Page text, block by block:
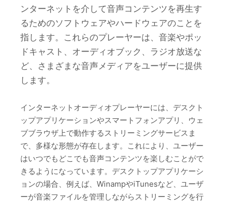
ンターネットを介して音声コンテンツを再生す
るためのソフトウェアやハードウェアのことを
指します。これらのプレーヤーは、音楽やポッ
ドキャスト、オーディオブック、ラジオ放送な
ど、さまざまな音声メディアをユーザーに提供
します。
インターネットオーディオプレーヤーには、デスクト
ップアプリケーションやスマートフォンアプリ、ウェ
ブブラウザ上で動作するストリーミングサービスま
で、多様な形態が存在します。これにより、ユーザー
はいつでもどこでも音声コンテンツを楽しむことがで
きるようになっています。デスクトップアプリケーシ
ョンの場合、例えば、WinampやiTunesなど、ユーザ
ーが音楽ファイルを管理しながらストリーミングを行